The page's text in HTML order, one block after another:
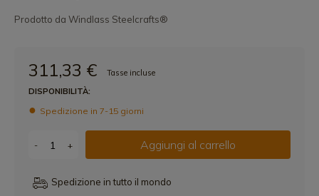
Prodotto da Windlass Steelcrafts®
311,33 €
Tasse incluse
DISPONIBILITÀ:
Spedizione in 7-15 giorni
- + Aggiungi al carrello
Spedizione in tutto il mondo